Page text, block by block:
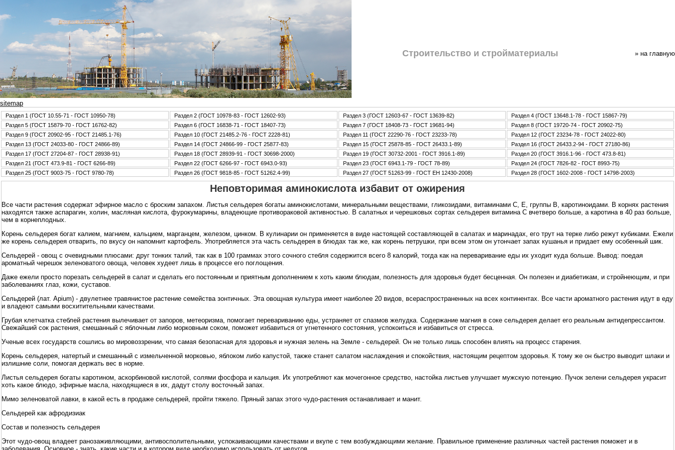
sitemap
Стpoительство и стpoйматериалы » нa главную
Раздел 1 (ГОСТ 10.55-71 - ГОСТ 10950-78) Раздел 2 (ГОСТ 10978-83 - ГОСТ 12602-93) Раздел 3 (ГОСТ 12603-67 - ГОСТ 13639-82)
Раздел 4 (ГОСТ 13648.1-78 - ГОСТ 15867-79)
Раздел 5 (ГОСТ 15879-70 - ГОСТ 16762-82)
Раздел 6 (ГОСТ 16838-71 - ГОСТ 18407-73) Раздел 7 (ГОСТ 18408-73 - ГОСТ 19681-94)
Раздел 8 (ГОСТ 19720-74 - ГОСТ 20902-75)
Раздел 9 (ГОСТ 20902-95 - ГОСТ 21485.1-76)
Раздел 10 (ГОСТ 21485.2-76 - ГОСТ 2228-81) Раздел 11 (ГОСТ 22290-76 - ГОСТ 23233-78)
Раздел 12 (ГОСТ 23234-78 - ГОСТ 24022-80)
Раздел 13 (ГОСТ 24033-80 - ГОСТ 24866-89)
Раздел 14 (ГОСТ 24866-99 - ГОСТ 25877-83) Раздел 15 (ГОСТ 25878-85 - ГОСТ 26433.1-89)
Раздел 16 (ГОСТ 26433.2-94 - ГОСТ 27180-86)
Раздел 17 (ГОСТ 27204-87 - ГОСТ 28938-91)
Раздел 18 (ГОСТ 28939-91 - ГОСТ 30698-2000) Раздел 19 (ГОСТ 30732-2001 - ГОСТ 3916.1-89)
Раздел 20 (ГОСТ 3916.1-96 - ГОСТ 473.8-81)
Раздел 21 (ГОСТ 473.9-81 - ГОСТ 6266-89)
Раздел 22 (ГОСТ 6266-97 - ГОСТ 6943.0-93) Раздел 23 (ГОСТ 6943.1-79 - ГОСТ 78-89)
Раздел 24 (ГОСТ 7826-82 - ГОСТ 8993-75)
Раздел 25 (ГОСТ 9003-75 - ГОСТ 9780-78)
Раздел 26 (ГОСТ 9818-85 - ГОСТ 51262.4-99) Раздел 27 (ГОСТ 51263-99 - ГОСТ ЕН 12430-2008) Раздел 28 (ГОСТ 1602-2008 - ГОСТ 14798-2003)
Неповторимая аминокислота избавит от ожирения
Все части растения содержат эфирное масло с броским запахом. Листья сельдерея богаты аминокислотами, минеральными веществами, гликозидами, витаминами С, Е, группы В, каротиноидами. В корнях растения
находятся также аспарагин, холин, масляная кислота, фурокумарины, владеющие противораковой активностью. В салатных и черешковых сортах сельдерея витамина С вчетверо больше, а каротина в 40 раз больше,
чем в корнеплодных.
Корень сельдерея богат калием, магнием, кальцием, марганцем, железом, цинком. В кулинарии он применяется в виде настоящей составляющей в салатах и маринадах, его трут на терке либо режут кубиками. Ежели
же корень сельдерея отварить, по вкусу он напомнит картофель. Употребляется эта часть сельдерея в блюдах так же, как корень петрушки, при всем этом он утончает запах кушанья и придает ему особенный шик.
Сельдерей - овощ с очевидными плюсами: друг тонких талий, так как в 100 граммах этого сочного стебля содержится всего 8 калорий, тогда как на переваривание еды их уходит куда больше. Вывод: поедая
ароматный черешок зеленоватого овоща, человек худеет лишь в процессе его поглощения.
Даже ежели просто порезать сельдерей в салат и сделать его постоянным и приятным дополнением к хоть каким блюдам, полезность для здоровья будет бесценная. Он полезен и диабетикам, и стройнеющим, и при
заболеваниях глаз, кожи, суставов.
Сельдерей (лат. Apium) - двулетнее травянистое растение семейства зонтичных. Эта овощная культура имеет наиболее 20 видов, всераспространенных на всех континентах. Все части ароматного растения идут в еду
и владеют самыми восхитительными качествами.
Грубая клетчатка стеблей растения вылечивает от запоров, метеоризма, помогает перевариванию еды, устраняет от спазмов желудка. Содержание магния в соке сельдерея делает его реальным антидепрессантом.
Свежайший сок растения, смешанный с яблочным либо морковным соком, поможет избавиться от угнетенного состояния, успокоиться и избавиться от стресса.
Ученые всех государств сошлись во мировоззрении, что самая безопасная для здоровья и нужная зелень на Земле - сельдерей. Он не только лишь способен влиять на процесс старения.
Корень сельдерея, натертый и смешанный с измельченной морковью, яблоком либо капустой, также станет салатом наслаждения и спокойствия, настоящим рецептом здоровья. К тому же он быстро выводит шлаки и
излишние соли, помогая держать вес в норме.
Листья сельдерея богаты каротином, аскорбиновой кислотой, солями фосфора и кальция. Их употребляют как мочегонное средство, настойка листьев улучшает мужскую потенцию. Пучок зелени сельдерея украсит
хоть какое блюдо, эфирные масла, находящиеся в их, дадут столу восточный запах.
Мимо зеленоватой лавки, в какой есть в продаже сельдерей, пройти тяжело. Пряный запах этого чудо-растения останавливает и манит.
Сельдерей как афродизиак
Состав и полезность сельдерея
Этот чудо-овощ владеет ранозаживляющими, антивосполительными, успокаивающими качествами и вкупе с тем возбуждающими желание. Правильное применение различных частей растения поможет и в